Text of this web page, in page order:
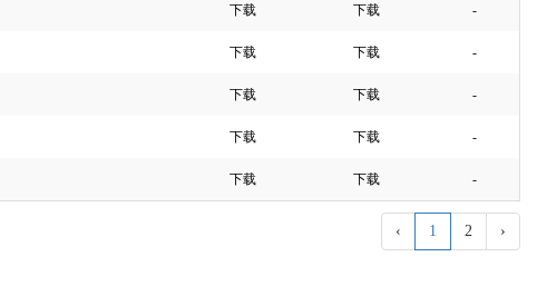
下载 下载 -
下载 下载 -
下载 下载 -
下载 下载 -
下载 下载 -
‹ 1 2 ›